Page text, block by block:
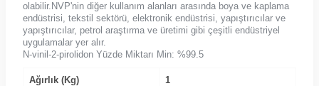
olabilir.NVP'nin diğer kullanım alanları arasında boya ve kaplama
endüstrisi, tekstil sektörü, elektronik endüstrisi, yapıştırıcılar ve
yapıştırıcılar, petrol araştırma ve üretimi gibi çeşitli endüstriyel
uygulamalar yer alır.
N-vinil-2-pirolidon Yüzde Miktarı Min: %99.5
Ağırlık (Kg) 1